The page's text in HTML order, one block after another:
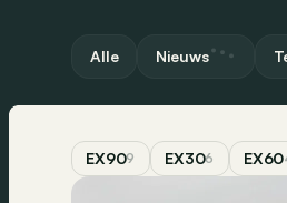
Alle Nieuws
EX909 EX306 EX60